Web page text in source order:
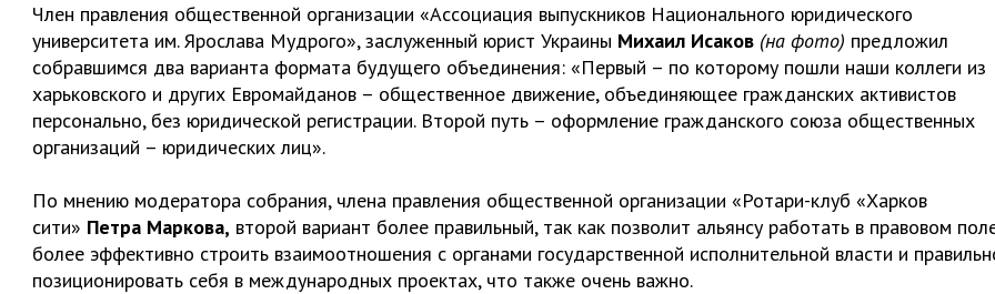
Член правления общественной организации «Ассоциация выпускников Национального юридического
университета им. Ярослава Мудрого», заслуженный юрист Украины Михаил Исаков (на фото) предложил
собравшимся два варианта формата будущего объединения: «Первый – по которому пошли наши коллеги из
харьковского и других Евромайданов – общественное движение, объединяющее гражданских активистов
персонально, без юридической регистрации. Второй путь – оформление гражданского союза общественных
организаций – юридических лиц».
По мнению модератора собрания, члена правления общественной организации «Ротари-клуб «Харков
сити» Петра Маркова, второй вариант более правильный, так как позволит альянсу работать в правовом
более эффективно строить взаимоотношения с органами государственной исполнительной власти и
позиционировать себя в международных проектах, что также очень важно.